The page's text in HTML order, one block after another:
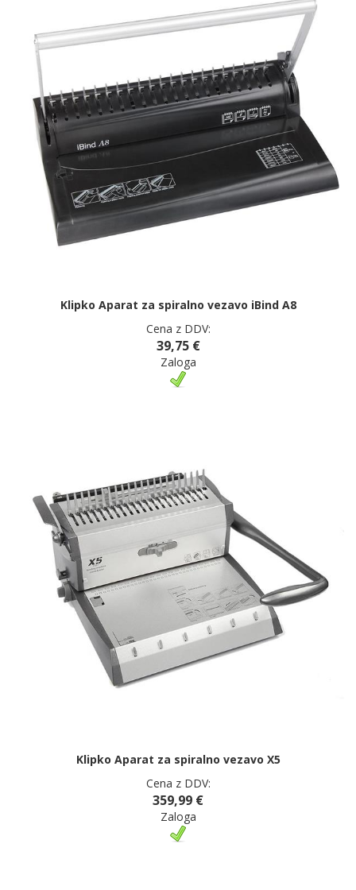
Klipko Aparat za spiralno vezavo iBind A8
Cena z DDV:
39,75 €
Zaloga
Klipko Aparat za spiralno vezavo X5
Cena z DDV:
359,99 €
Zaloga